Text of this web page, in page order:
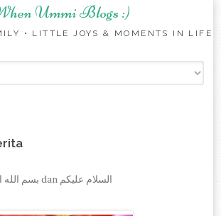
Ummi Blogs :)
• LITTLE JOYS & MOMENTS IN LIFE
بسم الله الرحمن الرحيم dan السلام عليكم